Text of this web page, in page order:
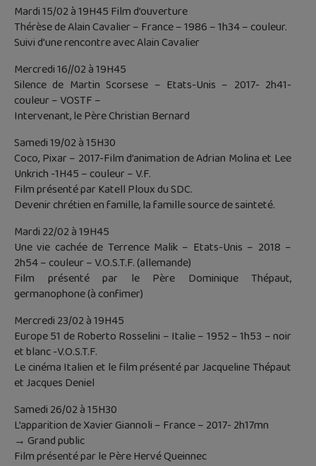
Mardi 15/02 à 19H45 Film d’ouverture
Thérèse de Alain Cavalier – France – 1986 – 1h34 – couleur.
Suivi d’une rencontre avec Alain Cavalier
Mercredi 16//02 à 19H45
Silence de Martin Scorsese – Etats-Unis – 2017- 2h41-
couleur – VOSTF –
Intervenant, le Père Christian Bernard
Samedi 19/02 à 15H30
Coco, Pixar – 2017-Film d’animation de Adrian Molina et Lee
Unkrich -1H45 – couleur – V.F.
Film présenté par Katell Ploux du SDC.
Devenir chrétien en famille, la famille source de sainteté.
Mardi 22/02 à 19H45
Une vie cachée de Terrence Malik – Etats-Unis – 2018 –
2h54 – couleur – V.O.S.T.F. (allemande)
Film présenté par le Père Dominique Thépaut,
germanophone (à confimer)
Mercredi 23/02 à 19H45
Europe 51 de Roberto Rosselini – Italie – 1952 – 1h53 – noir
et blanc -V.O.S.T.F.
Le cinéma Italien et le film présenté par Jacqueline Thépaut
et Jacques Deniel
Samedi 26/02 à 15H30
L’apparition de Xavier Giannoli – France – 2017- 2h17mn
→ Grand public
Film présenté par le Père Hervé Queinnec